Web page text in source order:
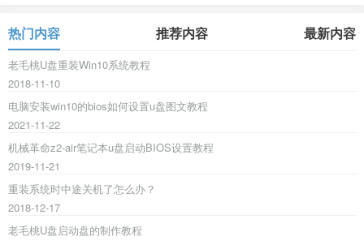
热门内容 推荐内容 最新内容
老毛桃U盘重装Win10系统教程
2018-11-10
电脑安装win10的bios如何设置u盘图文教程
2021-11-22
机械革命z2-air笔记本u盘启动BIOS设置教程
2019-11-21
重装系统时中途关机了怎么办？
2018-12-17
老毛桃U盘启动盘的制作教程